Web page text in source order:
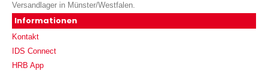
Versandlager in Münster/Westfalen.
Informationen
Kontakt
IDS Connect
HRB App